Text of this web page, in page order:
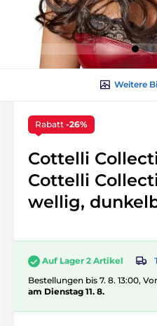
Weitere
Rabatt -26%
Cottelli
Cottelli
wellig,
Auf Lager 2 Artikel
Bestellungen bis 7. 8. 13:00,
am Dienstag 11. 8.